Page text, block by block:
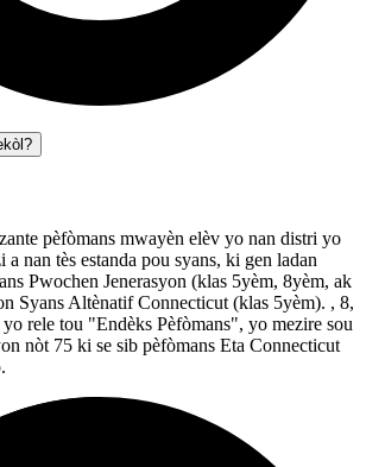
pèfòmans mwayèn elèv yo nan distri yo
nan tès estanda pou syans, ki gen ladan
Pwochen Jenerasyon (klas 5yèm, 8yèm, ak
Syans Altènatif Connecticut (klas 5yèm). , 8,
rele tou "Endèks Pèfòmans", yo mezire sou
nòt 75 ki se sib pèfòmans Eta Connecticut